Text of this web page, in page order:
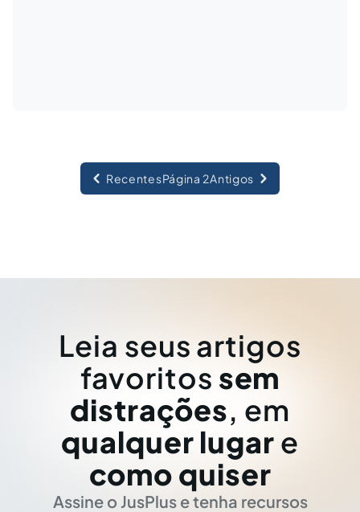
RecentesPágina 2Antigos
Leia seus artigos
favoritos sem
distrações, em
qualquer lugar e
como quiser
Assine o JusPlus e tenha recursos